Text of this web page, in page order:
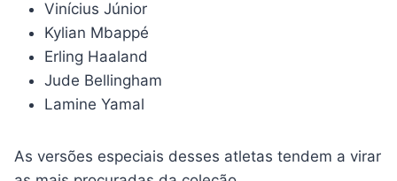
Vinícius Júnior
Kylian Mbappé
Erling Haaland
Jude Bellingham
Lamine Yamal
As versões especiais desses atletas tendem a virar